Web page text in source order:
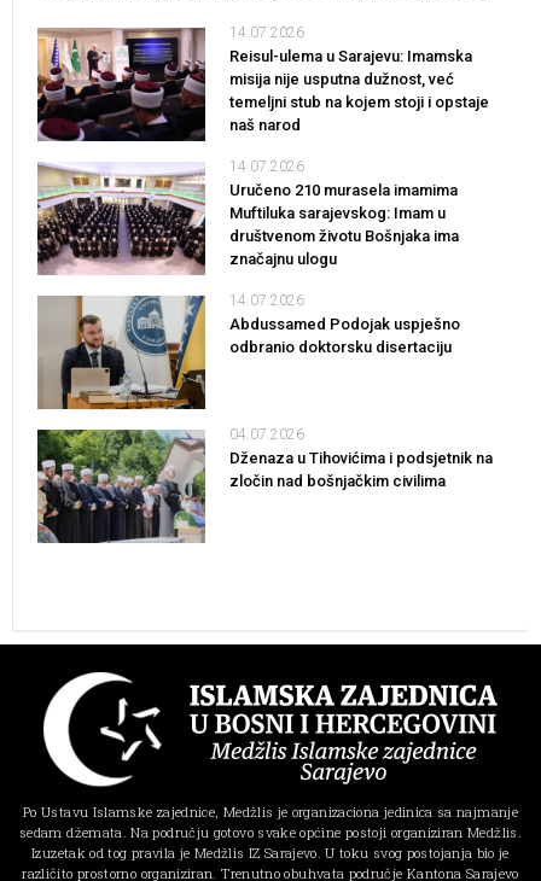
14.07.2026
Reisul-ulema u Sarajevu: Imamska
misija nije usputna dužnost, već
temeljni stub na kojem stoji i opstaje
naš narod
14.07.2026
Uručeno 210 murasela imamima
Muftiluka sarajevskog: Imam u
društvenom životu Bošnjaka ima
značajnu ulogu
14.07.2026
Abdussamed Podojak uspješno
odbranio doktorsku disertaciju
04.07.2026
Dženaza u Tihovićima i podsjetnik na
zločin nad bošnjačkim civilima
Po Ustavu Islamske zajednice, Medžlis je organizaciona jedinica sa najmanje
sedam džemata. Na području gotovo svake općine postoji organiziran Medžlis.
Izuzetak od tog pravila je Medžlis IZ Sarajevo. U toku svog postojanja bio je
različito prostorno organiziran. Trenutno obuhvata područje Kantona Sarajevo